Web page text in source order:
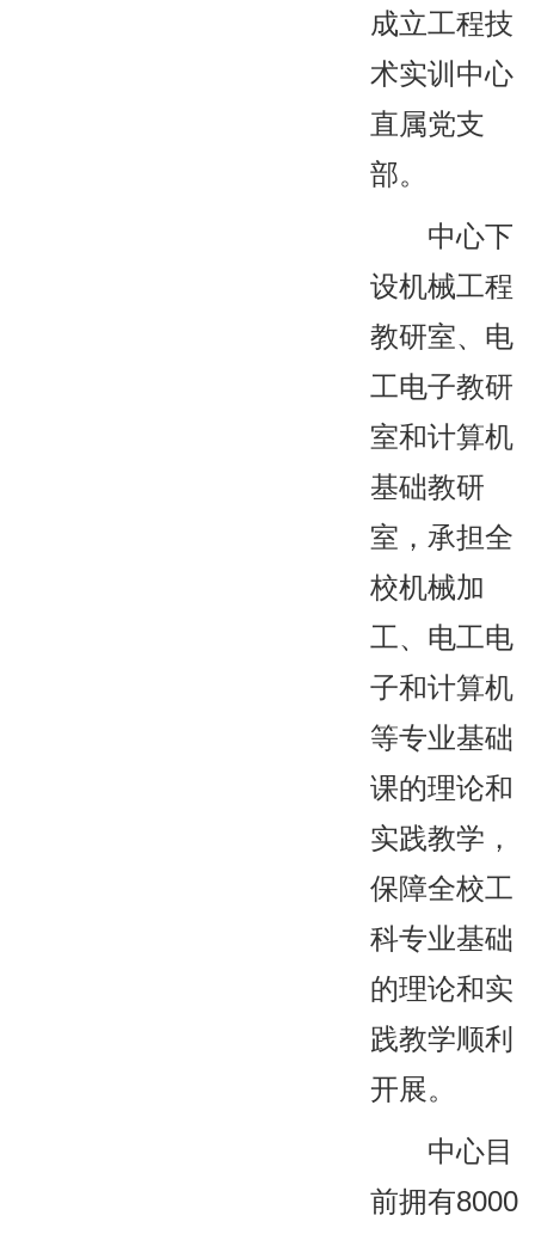
成立工程技
术实训中心
直属党支
部。
中心下
设机械工程
教研室、电
工电子教研
室和计算机
基础教研
室，承担全
校机械加
工、电工电
子和计算机
等专业基础
课的理论和
实践教学，
保障全校工
科专业基础
的理论和实
践教学顺利
开展。
中心目
前拥有8000